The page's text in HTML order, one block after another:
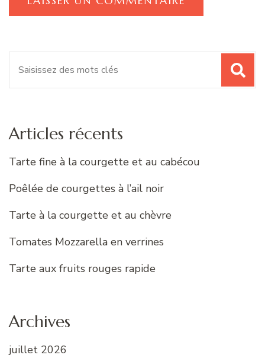
Articles récents
Tarte fine à la courgette et au cabécou
Poêlée de courgettes à l’ail noir
Tarte à la courgette et au chèvre
Tomates Mozzarella en verrines
Tarte aux fruits rouges rapide
Archives
juillet 2026